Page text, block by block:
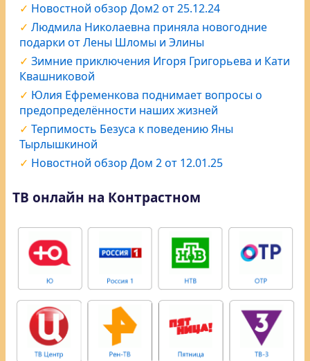
Новостной обзор Дом2 от 25.12.24
Людмила Николаевна приняла новогодние
подарки от Лены Шломы и Элины
Зимние приключения Игоря Григорьева и Кати
Квашниковой
Юлия Ефременкова поднимает вопросы о
предопределённости наших жизней
Терпимость Безуса к поведению Яны
Тырлышкиной
Новостной обзор Дом 2 от 12.01.25
ТВ онлайн на Контрастном